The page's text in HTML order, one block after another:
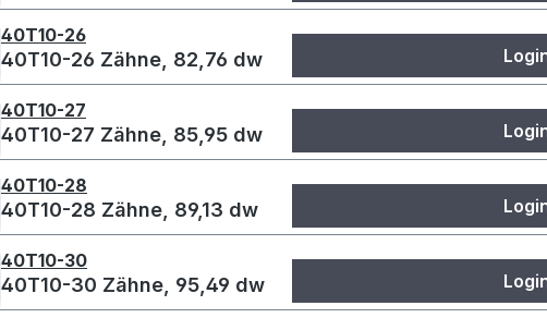
40T10-26
40T10-26 Zähne, 82,76 dw
40T10-27
40T10-27 Zähne, 85,95 dw
40T10-28
40T10-28 Zähne, 89,13 dw
40T10-30
40T10-30 Zähne, 95,49 dw